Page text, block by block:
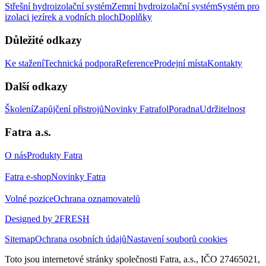
Střešní hydroizolační systémZemní hydroizolační systémSystém pro
izolaci jezírek a vodních plochDoplňky
Důležité odkazy
Ke staženíTechnická podporaReferenceProdejní místaKontakty
Další odkazy
ŠkoleníZapůjčení přistrojůNovinky FatrafolPoradnaUdržitelnost
Fatra a.s.
O násProdukty Fatra
Fatra e-shopNovinky Fatra
Volné poziceOchrana oznamovatelů
Designed by 2FRESH
SitemapOchrana osobních údajůNastavení souborů cookies
Toto jsou internetové stránky společnosti Fatra, a.s., IČO 27465021,